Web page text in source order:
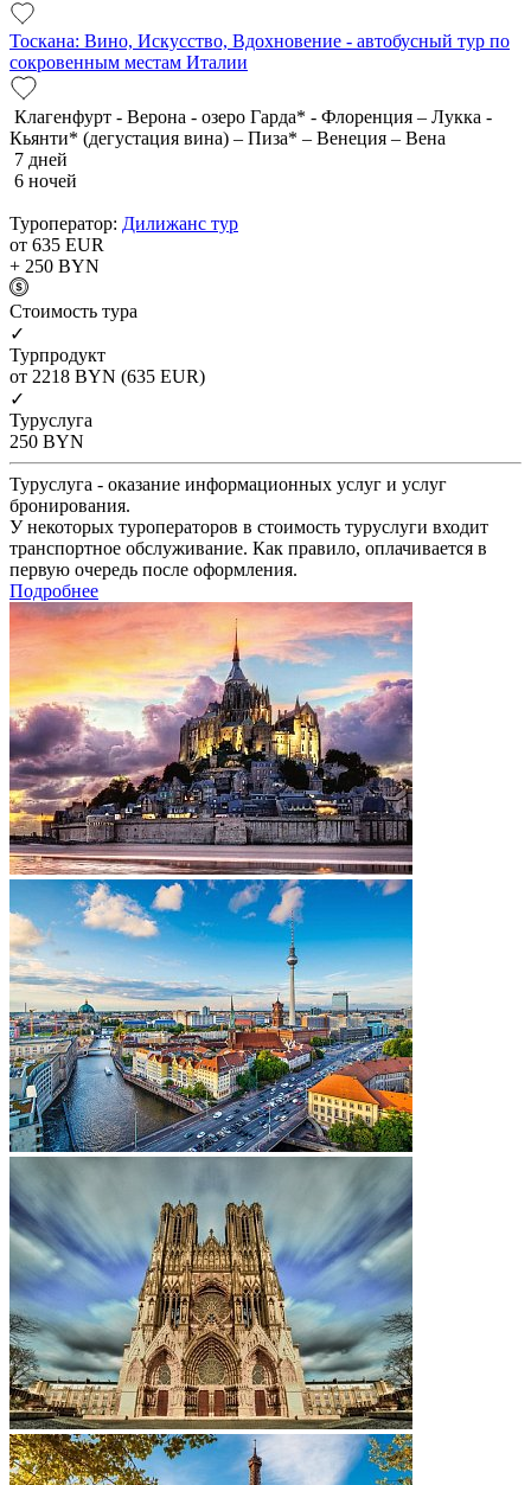
Тоскана: Вино, Искусство, Вдохновение - автобусный тур по
сокровенным местам Италии
Клагенфурт - Верона - озеро Гарда* - Флоренция – Лукка -
Кьянти* (дегустация вина) – Пиза* – Венеция – Вена
7 дней
6 ночей
Туроператор: Дилижанс тур
от 635 EUR
+ 250 BYN
Cтоимость тура
✓
Турпродукт
от 2218 BYN (635 EUR)
✓
Туруслуга
250 BYN
Туруслуга - оказание информационных услуг и услуг
бронирования.
У некоторых туроператоров в стоимость туруслуги входит
транспортное обслуживание. Как правило, оплачивается в
первую очередь после оформления.
Подробнее